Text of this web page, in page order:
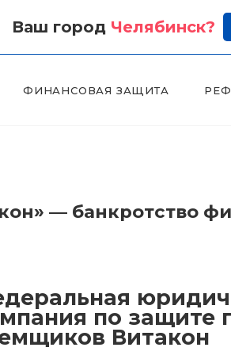
Ваш город Челябинск?
ФИНАНСОВАЯ ЗАЩИТА
— банкротство
по защите
Витакон